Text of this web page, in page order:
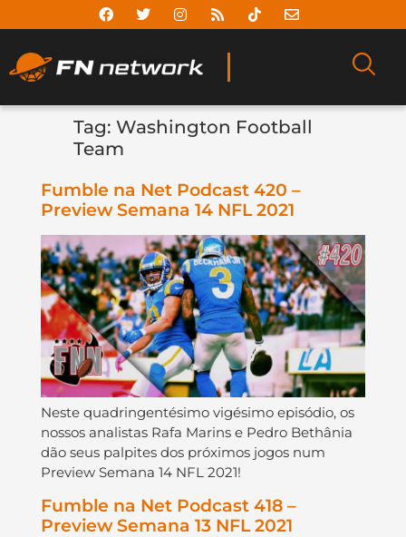
Tag: Washington Football
Team
Fumble na Net Podcast 420 –
Preview Semana 14 NFL 2021
Neste quadringentésimo vigésimo episódio, os
nossos analistas Rafa Marins e Pedro Bethânia
dão seus palpites dos próximos jogos num
Preview Semana 14 NFL 2021!
Fumble na Net Podcast 418 –
Preview Semana 13 NFL 2021